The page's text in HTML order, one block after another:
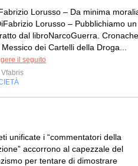
Lorusso – Da minima
Lorusso – Pubblichiamo un
dal libroNarcoGuerra. Cronache
dei Cartelli della Droga...
il seguito
Vfabris
unificate i “commentatori della
accorrono al capezzale del
per tentare di dimostrare